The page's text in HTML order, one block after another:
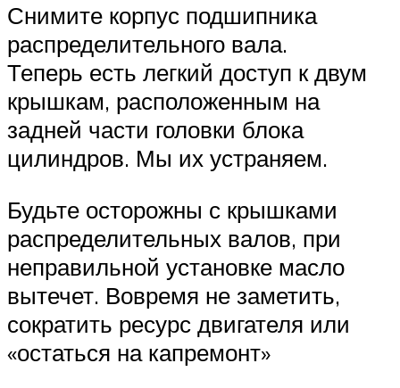
Снимите корпус подшипника
распределительного вала.
Теперь есть легкий доступ к двум
крышкам, расположенным на
задней части головки блока
цилиндров. Мы их устраняем.
Будьте осторожны с крышками
распределительных валов, при
неправильной установке масло
вытечет. Вовремя не заметить,
сократить ресурс двигателя или
«остаться на капремонт»